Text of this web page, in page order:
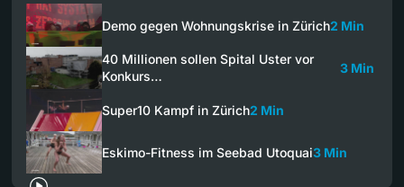
Demo gegen Wohnungskrise in Zürich2 Min
40 Millionen sollen Spital Uster vor
Konkurs…
3 Min
Super10 Kampf in Zürich2 Min
Eskimo-Fitness im Seebad Utoquai3 Min